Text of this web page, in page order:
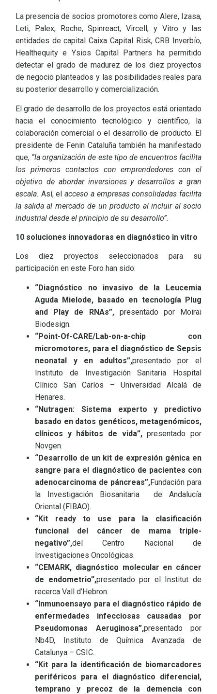
La presencia de socios promotores como Alere, Izasa,
Leti, Palex, Roche, Spinreact, Vircell, y Vitro y las
entidades de capital Caixa Capital Risk, CRB Inverbío,
Healthequity e Ysios Capital Partners ha permitido
detectar el grado de madurez de los diez proyectos
de negocio planteados y las posibilidades reales para
su posterior desarrollo y comercialización.
El grado de desarrollo de los proyectos está orientado
hacia el conocimiento tecnológico y científico, la
colaboración comercial o el desarrollo de producto. El
presidente de Fenin Cataluña también ha manifestado
que, “la organización de este tipo de encuentros facilita
los primeros contactos con emprendedores con el
objetivo de abordar inversiones y desarrollos a gran
escala. Así, elacceso a empresas consolidadas facilita
la salida al mercado de un producto al incluir al socio
industrial desde el principio de su desarrollo”.
10 soluciones innovadoras en diagnóstico in vitro
Los diez proyectos seleccionados para su
participación en este Foro han sido:
“Diagnóstico no invasivo de la Leucemia
Aguda Mielode, basado en tecnología Plug
and Play de RNAs”, presentado por Moirai
Biodesign.
“Point-Of-CARE/Lab-on-a-chip con
micromotores, para el diagnóstico de Sepsis
neonatal y en adultos”,presentado por el
Instituto de Investigación Sanitaria Hospital
Clínico San Carlos – Universidad Alcalá de
Henares.
“Nutragen: Sistema experto y predictivo
basado en datos genéticos, metagenómicos,
clínicos y hábitos de vida”,presentado por
Novgen.
“Desarrollo de un kit de expresión génica en
sangre para el diagnóstico de pacientes con
adenocarcinoma de páncreas”,Fundación para
la Investigación Biosanitaria de Andalucía
Oriental (FIBAO).
“Kit ready to use para la clasificación
funcional del cáncer de mama triple-
negativo”,del Centro Nacional de
Investigaciones Oncológicas.
“CEMARK, diagnóstico molecular en cáncer
de endometrio”,presentado por el Institut de
recerca Vall d’Hebron.
“Inmunoensayo para el diagnóstico rápido de
enfermedades infecciosas causadas por
Pseudomonas Aeruginosa”,presentado por
Nb4D, Instituto de Química Avanzada de
Catalunya – CSIC.
“Kit para la identificación de biomarcadores
periféricos para el diagnóstico diferencial,
temprano y precoz de la demencia con